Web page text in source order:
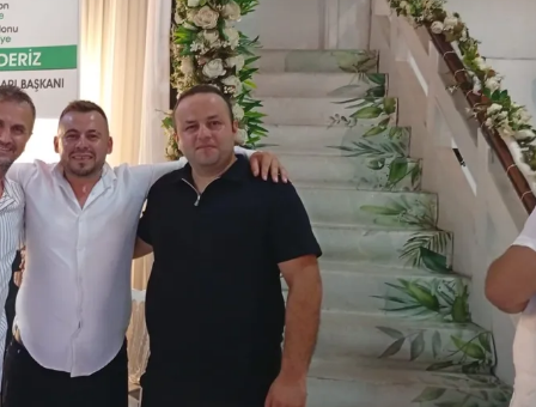
Valisine tepki gösterdi
3’ü Çocuk 7 Kişi Yaralandı
paniği